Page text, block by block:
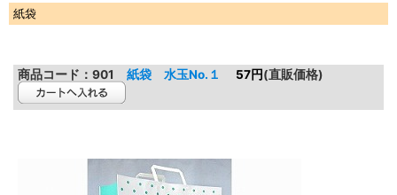
紙袋
商品コード： 901 紙袋 水玉No.１ 57円(直販価格)